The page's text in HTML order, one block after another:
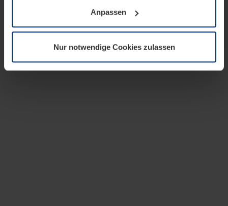
notwendig sind. Für alle anderen Cookie-Typen benötigen
wir Ihre Erlaubnis. Ihre Einwilligung können Sie jederzeit
Datenschutzerklärungunserer Website ändern oder
widerrufen.
Anpassen
Nur notwendige Cookies zulassen